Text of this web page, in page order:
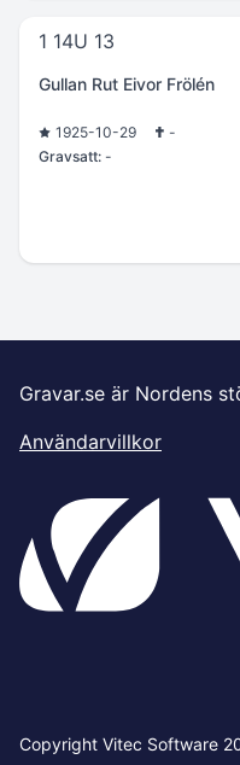
1 14U 13
Gullan Rut Eivor Frölén
1925-10-29
-
Gravsatt: -
Gravar.se är Nordens
Användarvillkor
Copyright Vitec Software